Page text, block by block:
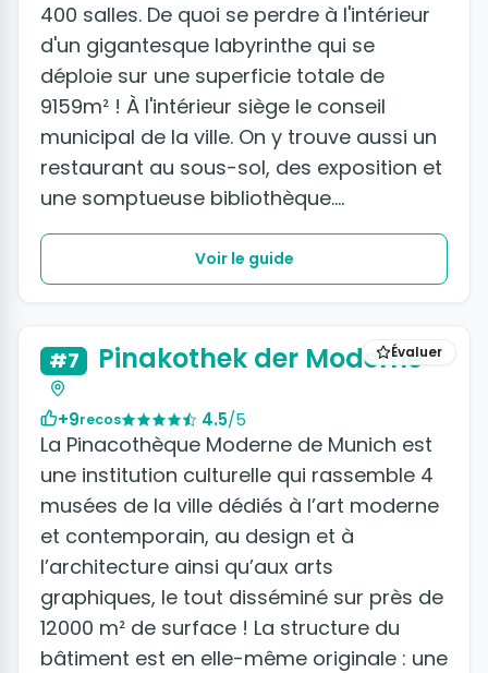
400 salles. De quoi se perdre à l'intérieur
d'un gigantesque labyrinthe qui se
déploie sur une superficie totale de
9159m² ! À l'intérieur siège le conseil
municipal de la ville. On y trouve aussi un
restaurant au sous-sol, des exposition et
une somptueuse bibliothèque.
Voir le guide
Évaluer
#7 Pinakothek der Moderne
+9recos 4.5/5
La Pinacothèque Moderne de Munich est
une institution culturelle qui rassemble 4
musées de la ville dédiés à l’art moderne
et contemporain, au design et à
l’architecture ainsi qu’aux arts
graphiques, le tout disséminé sur près de
12000 m² de surface ! La structure du
bâtiment est en elle-même originale : une